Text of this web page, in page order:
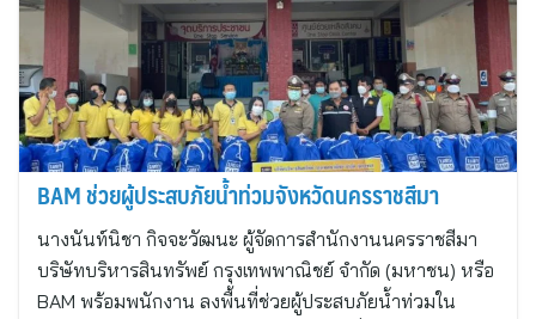
BAM ช่วยผู้ประสบภัยน้ำท่วมจังหวัดนครราชสีมา
นางนันท์นิชา กิจจะวัฒนะ ผู้จัดการสำนักงานนครราชสีมา
บริษัทบริหารสินทรัพย์ กรุงเทพพาณิชย์ จำกัด (มหาชน) หรือ
BAM พร้อมพนักงาน ลงพื้นที่ช่วยผู้ประสบภัยน้ำท่วมใน